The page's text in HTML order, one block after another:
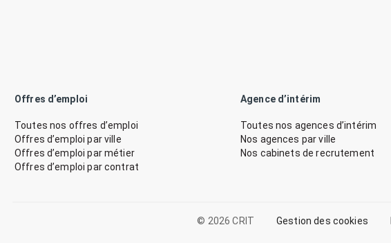
Offres d’emploi
Toutes nos offres d’emploi
Offres d’emploi par ville
Offres d’emploi par métier
Offres d’emploi par contrat
Agence d’intérim
Toutes nos agences d’intérim
Nos agences par ville
Nos cabinets de recrutement
© 2026 CRIT Gestion des cookies